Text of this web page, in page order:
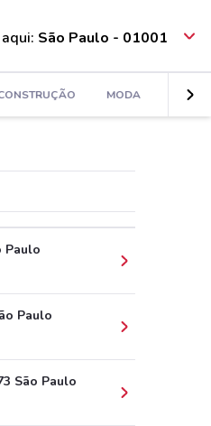
São Paulo - 01001
MODA
Paulo
Paulo
São Paulo